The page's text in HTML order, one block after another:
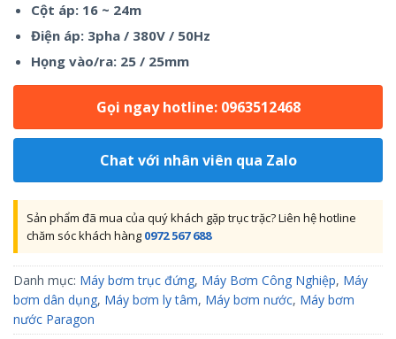
Cột áp: 16 ~ 24m
Điện áp: 3pha / 380V / 50Hz
Họng vào/ra: 25 / 25mm
Gọi ngay hotline: 0963512468
Chat với nhân viên qua Zalo
Sản phẩm đã mua của quý khách gặp trục trặc? Liên hệ hotline
chăm sóc khách hàng 0972 567 688
Danh mục: Máy bơm trục đứng, Máy Bơm Công Nghiệp, Máy
bơm dân dụng, Máy bơm ly tâm, Máy bơm nước, Máy bơm
nước Paragon